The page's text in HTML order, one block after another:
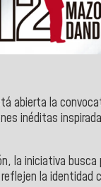
abierta la
inéditas
la iniciativa
la identidad